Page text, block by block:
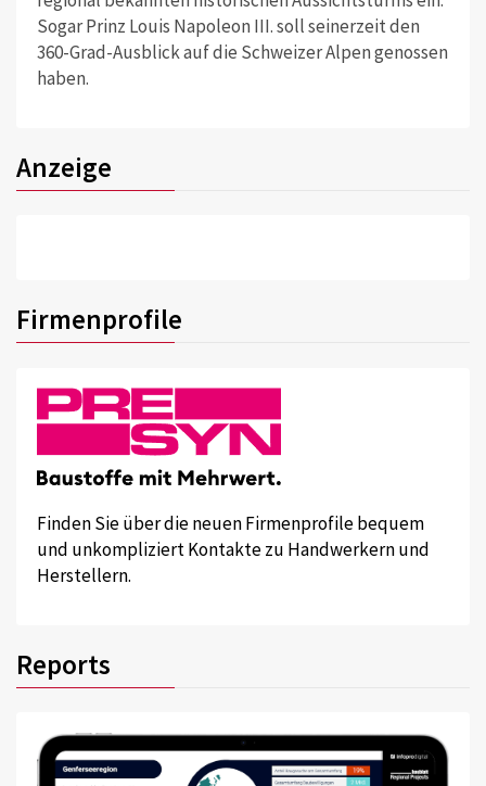
Sogar Prinz Louis Napoleon III. soll seinerzeit den
360-Grad-Ausblick auf die Schweizer Alpen genossen
haben.
Anzeige
Firmenprofile
Finden Sie über die neuen Firmenprofile bequem
und unkompliziert Kontakte zu Handwerkern und
Herstellern.
Reports